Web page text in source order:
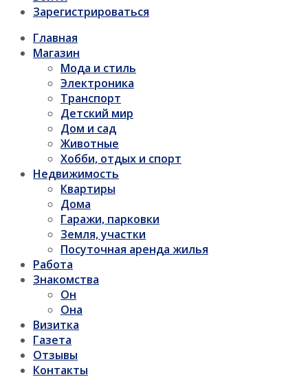
Зарегистрироваться
Главная
Магазин
Мода и стиль
Электроника
Транспорт
Детский мир
Дом и сад
Животные
Хобби, отдых и спорт
Недвижимость
Квартиры
Дома
Гаражи, парковки
Земля, участки
Посуточная аренда жилья
Работа
Знакомства
Он
Она
Визитка
Газета
Отзывы
Контакты